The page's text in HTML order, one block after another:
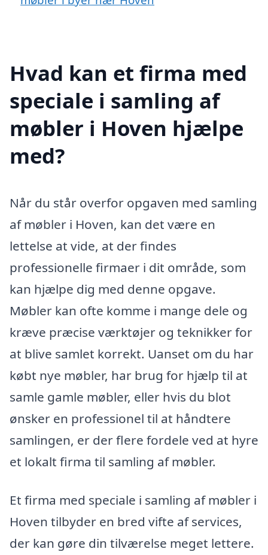
Hvad kan et firma med
speciale i samling af
møbler i Hoven hjælpe
med?
Når du står overfor opgaven med samling
af møbler i Hoven, kan det være en
lettelse at vide, at der findes
professionelle firmaer i dit område, som
kan hjælpe dig med denne opgave.
Møbler kan ofte komme i mange dele og
kræve præcise værktøjer og teknikker for
at blive samlet korrekt. Uanset om du har
købt nye møbler, har brug for hjælp til at
samle gamle møbler, eller hvis du blot
ønsker en professionel til at håndtere
samlingen, er der flere fordele ved at hyre
et lokalt firma til samling af møbler.
Et firma med speciale i samling af møbler i
Hoven tilbyder en bred vifte af services,
der kan gøre din tilværelse meget lettere.